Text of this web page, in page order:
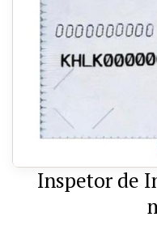
Inspetor de